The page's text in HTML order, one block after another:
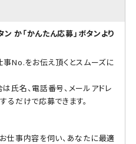
か「かんたん応募」ボタンより
No.をお伝え頂くとスムーズに
氏名、電話番号、メールアドレ
るだけで応募できます。
仕事内容を伺い、あなたに最適